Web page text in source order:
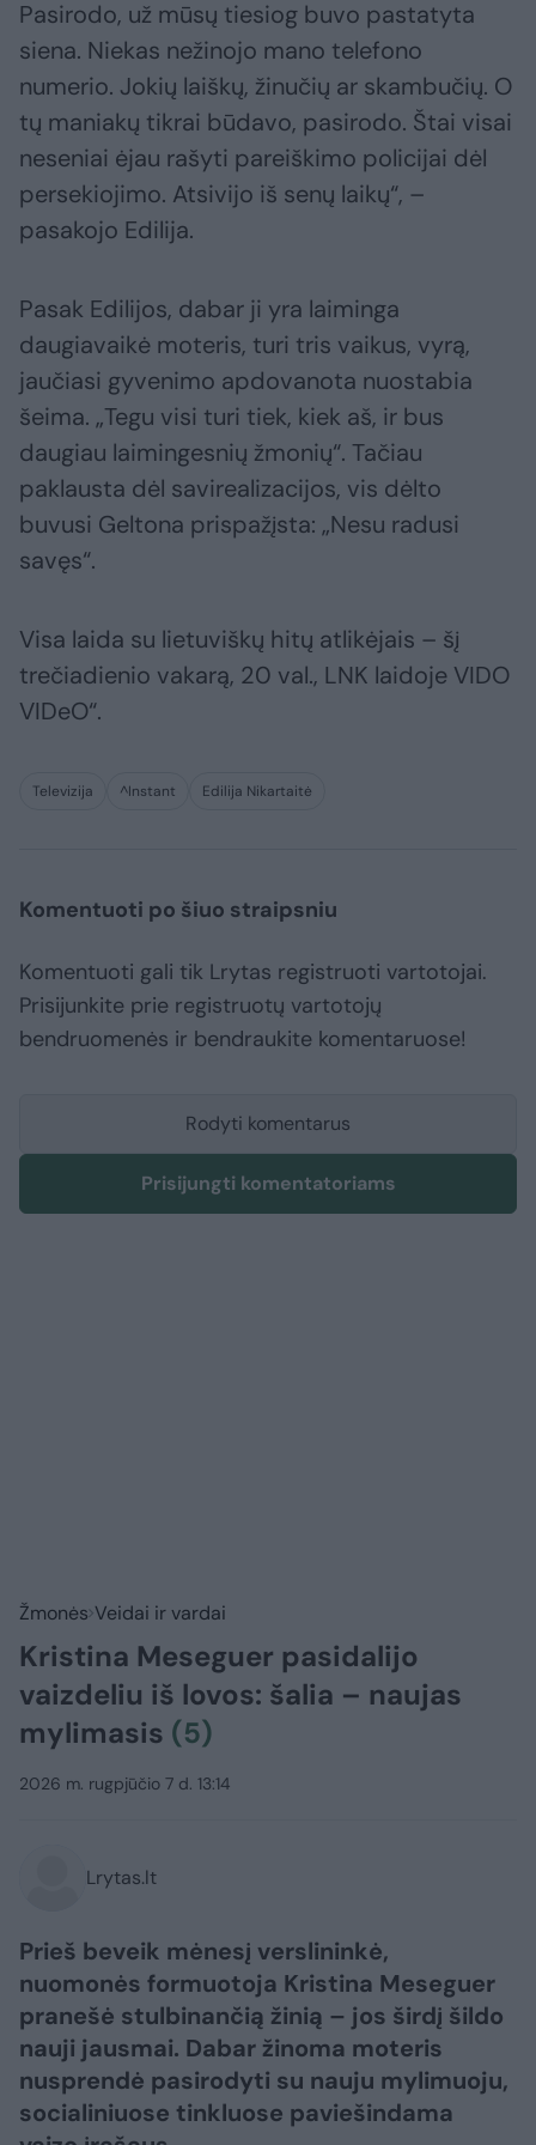
Pasirodo, už mūsų tiesiog buvo pastatyta
siena. Niekas nežinojo mano telefono
numerio. Jokių laiškų, žinučių ar skambučių. O
tų maniakų tikrai būdavo, pasirodo. Štai visai
neseniai ėjau rašyti pareiškimo policijai dėl
persekiojimo. Atsivijo iš senų laikų“, –
pasakojo Edilija.
Pasak Edilijos, dabar ji yra laiminga
daugiavaikė moteris, turi tris vaikus, vyrą,
jaučiasi gyvenimo apdovanota nuostabia
šeima. „Tegu visi turi tiek, kiek aš, ir bus
daugiau laimingesnių žmonių“. Tačiau
paklausta dėl savirealizacijos, vis dėlto
buvusi Geltona prispažįsta: „Nesu radusi
savęs“.
Visa laida su lietuviškų hitų atlikėjais – šį
trečiadienio vakarą, 20 val., LNK laidoje VIDO
VIDeO“.
Televizija ^Instant Edilija Nikartaitė
Komentuoti po šiuo straipsniu
Komentuoti gali tik Lrytas registruoti vartotojai.
Prisijunkite prie registruotų vartotojų
bendruomenės ir bendraukite komentaruose!
Rodyti komentarus
Prisijungti komentatoriams
Žmonės Veidai ir vardai
Kristina Meseguer pasidalijo
vaizdeliu iš lovos: šalia – naujas
mylimasis (5)
2026 m. rugpjūčio 7 d. 13:14
Lrytas.lt
Prieš beveik mėnesį verslininkė,
nuomonės formuotoja Kristina Meseguer
pranešė stulbinančią žinią – jos širdį šildo
nauji jausmai. Dabar žinoma moteris
nusprendė pasirodyti su nauju mylimuoju,
socialiniuose tinkluose paviešindama